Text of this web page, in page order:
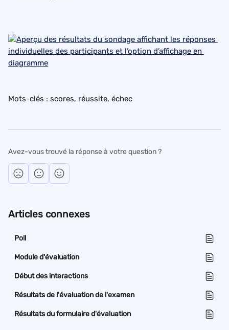
Mots-clés : scores, réussite, échec
Avez-vous trouvé la réponse à votre question ?
Articles connexes
Poll
Module d'évaluation
Début des interactions
Résultats de l'évaluation de l'examen
Résultats du formulaire d'évaluation